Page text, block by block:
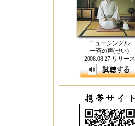
ニューシングル
「一斉の声(せい)」
2008.08.27 リリース